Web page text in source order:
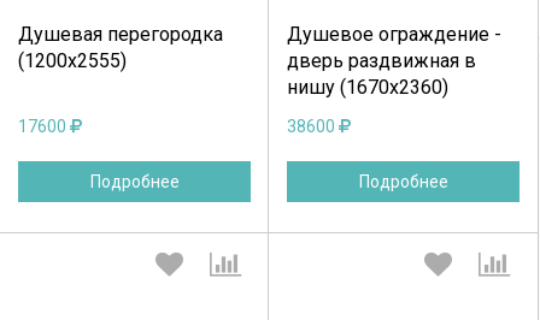
Душевая перегородка
(1200х2555)
17600
Подробнее
Душевое ограждение -
дверь раздвижная в
нишу (1670х2360)
38600
Подробнее